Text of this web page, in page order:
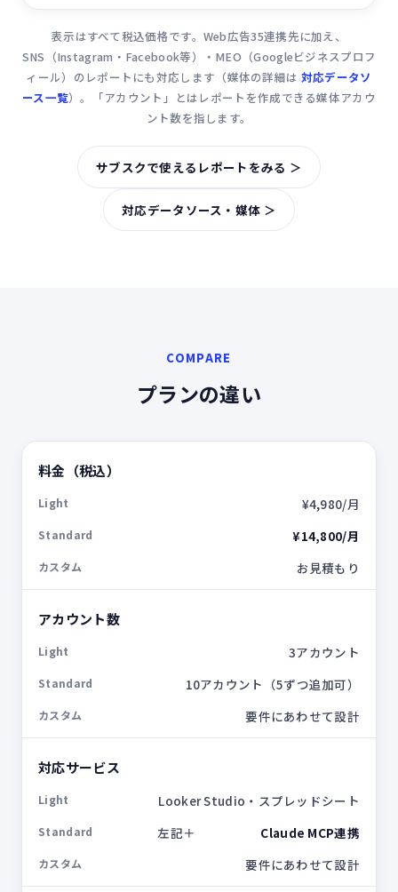
表示はすべて税込価格です。Web広告35連携先に加え、
SNS（Instagram・Facebook等）・MEO（Googleビジネスプロフ
ィール）のレポートにも対応します（媒体の詳細は 対応データソ
ース一覧）。「アカウント」とはレポートを作成できる媒体アカウ
ント数を指します。
サブスクで使えるレポートをみる ＞
対応データソース・媒体 ＞
COMPARE
プランの違い
料金（税込）
¥4,980/月
¥14,800/月
お見積もり
アカウント数
3アカウント
10アカウント（5ずつ追加可）
要件にあわせて設計
対応サービス
Looker Studio・スプレッドシート
左記＋
Claude MCP連携
要件にあわせて設計